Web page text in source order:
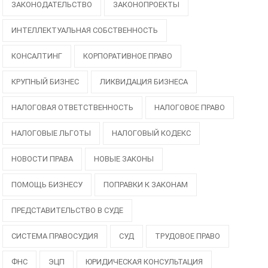
ЗАКОНОДАТЕЛЬСТВО ЗАКОНОПРОЕКТЫ
ИНТЕЛЛЕКТУАЛЬНАЯ СОБСТВЕННОСТЬ
КОНСАЛТИНГ КОРПОРАТИВНОЕ ПРАВО
КРУПНЫЙ БИЗНЕС ЛИКВИДАЦИЯ БИЗНЕСА
НАЛОГОВАЯ ОТВЕТСТВЕННОСТЬ НАЛОГОВОЕ ПРАВО
НАЛОГОВЫЕ ЛЬГОТЫ НАЛОГОВЫЙ КОДЕКС
НОВОСТИ ПРАВА НОВЫЕ ЗАКОНЫ
ПОМОЩЬ БИЗНЕСУ ПОПРАВКИ К ЗАКОНАМ
ПРЕДСТАВИТЕЛЬСТВО В СУДЕ
СИСТЕМА ПРАВОСУДИЯ СУД ТРУДОВОЕ ПРАВО
ФНС ЭЦП ЮРИДИЧЕСКАЯ КОНСУЛЬТАЦИЯ